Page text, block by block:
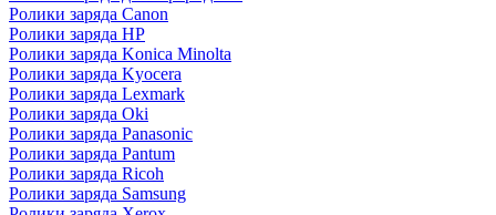
Ролики заряда Canon
Ролики заряда HP
Ролики заряда Konica Minolta
Ролики заряда Kyocera
Ролики заряда Lexmark
Ролики заряда Oki
Ролики заряда Panasonic
Ролики заряда Pantum
Ролики заряда Ricoh
Ролики заряда Samsung